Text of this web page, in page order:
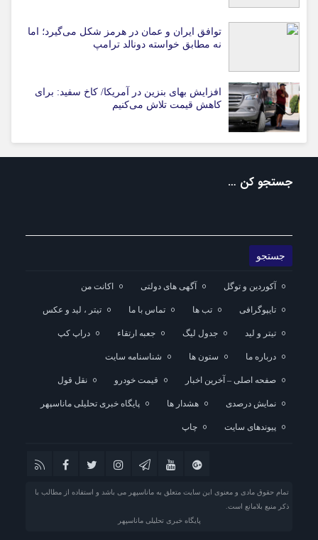
توافق ایران و عمان در هرمز شکل می‌گیرد؛ اما
نه مطابق خواسته دونالد ترامپ
افزایش بهای بنزین در آمریکا/ کاخ سفید: برای
کاهش قیمت تلاش می‌کنیم
جستجو کن …
آکوردین و توگل آگهی های دولتی اکانت من
تایپوگرافی تب ها تماس با ما تیتر ، لید و عکس
تیتر و لید جدول لیگ جعبه ارتقاء دراپ کپ
درباره ما ستون ها شناسنامه سایت
صفحه اصلی – آخرین اخبار قیمت خودرو نقل قول
نمایش درصدی هشدار ها پایگاه خبری تحلیلی ماناسپهر
پیوندهای سایت چاپ
تمام حقوق مادی و معنوی این سایت متعلق به ماناسپهر می باشد و استفاده از مطالب با
ذکر منبع بلامانع است.
پایگاه خبری تحلیلی ماناسپهر